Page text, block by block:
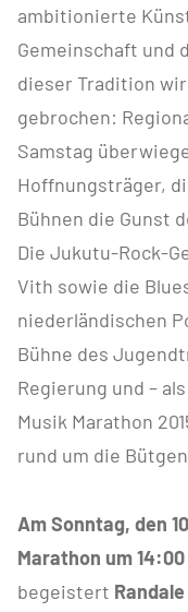
ambitionierte
Gemeinschaft und
dieser Tradition
gebrochen:
Samstag
Hoffnungsträger,
Bühnen die Gunst
Die Jukutu-Rock-
Vith sowie die
niederländischen
Bühne des
Regierung und –
Musik Marathon
rund um die
Am Sonntag, den
Marathon um
begeistert Randale